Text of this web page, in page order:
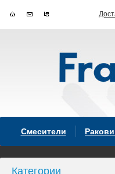
Смесители
Категории